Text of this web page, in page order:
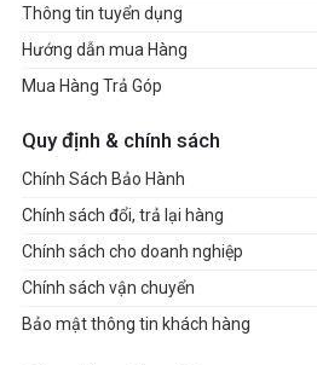
Pin
Kích thước
cao)
Cân nặng 1.6 kg
Hệ điều hành Windows 11 Home
Thông tin tuyển dụng
Hướng dẫn mua Hàng
Mua Hàng Trả Góp
Quy định & chính sách
Chính Sách Bảo Hành
Chính sách đổi, trả lại hàng
Chính sách cho doanh nghiệp
Chính sách vận chuyển
Bảo mật thông tin khách hàng